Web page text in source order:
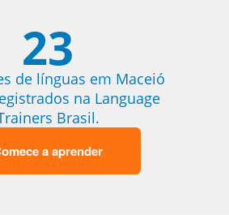
23
de línguas em Maceió
na Language
Brasil.
a aprender